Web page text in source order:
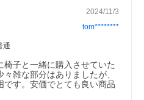
2024/11/3
tom********
通
子と一緒に購入させていた
雑な部分はありましたが、
す。安価でとても良い商品